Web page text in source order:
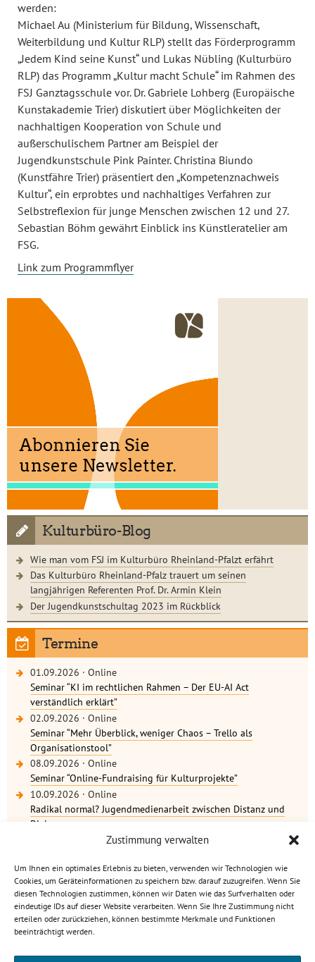
Zustimmung verwalten
Um Ihnen ein optimales Erlebnis zu bieten, verwenden wir Technologien wie
Cookies, um Geräteinformationen zu speichern bzw. darauf zuzugreifen. Wenn Sie
diesen Technologien zustimmen, können wir Daten wie das Surfverhalten oder
eindeutige IDs auf dieser Website verarbeiten. Wenn Sie Ihre Zustimmung nicht
erteilen oder zurückziehen, können bestimmte Merkmale und Funktionen
beeinträchtigt werden.
werden:
Michael Au (Ministerium für Bildung, Wissenschaft,
Weiterbildung und Kultur RLP) stellt das Förderprogramm
„Jedem Kind seine Kunst“ und Lukas Nübling (Kulturbüro
RLP) das Programm „Kultur macht Schule“ im Rahmen des
FSJ Ganztagsschule vor. Dr. Gabriele Lohberg (Europäische
Kunstakademie Trier) diskutiert über Möglichkeiten der
nachhaltigen Kooperation von Schule und
außerschulischem Partner am Beispiel der
Jugendkunstschule Pink Painter. Christina Biundo
(Kunstfähre Trier) präsentiert den „Kompetenznachweis
Kultur“, ein erprobtes und nachhaltiges Verfahren zur
Selbstreflexion für junge Menschen zwischen 12 und 27.
Sebastian Böhm gewährt Einblick ins Künstleratelier am
FSG.
Link zum Programmflyer
Kulturbüro-Blog
Wie man vom FSJ im Kulturbüro Rheinland-Pfalzt erfährt
Das Kulturbüro Rheinland-Pfalz trauert um seinen
langjährigen Referenten Prof. Dr. Armin Klein
Der Jugendkunstschultag 2023 im Rückblick
Termine
01.09.2026 · Online
Seminar “KI im rechtlichen Rahmen – Der EU-AI Act
verständlich erklärt”
02.09.2026 · Online
Seminar “Mehr Überblick, weniger Chaos – Trello als
Organisationstool”
08.09.2026 · Online
Seminar “Online-Fundraising für Kulturprojekte”
10.09.2026 · Online
Radikal normal? Jugendmedienarbeit zwischen Distanz und
Dialog
Kulturbüro Rheinland-Pfalz · C.-S.-Schmidt-Str. 9 · 56112
Lahnstein